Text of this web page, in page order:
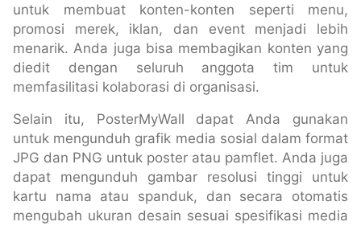
untuk membuat konten-konten seperti menu,
promosi merek, iklan, dan event menjadi lebih
menarik. Anda juga bisa membagikan konten yang
diedit dengan seluruh anggota tim untuk
memfasilitasi kolaborasi di organisasi.
Selain itu, PosterMyWall dapat Anda gunakan
untuk mengunduh grafik media sosial dalam format
JPG dan PNG untuk poster atau pamflet. Anda juga
dapat mengunduh gambar resolusi tinggi untuk
kartu nama atau spanduk, dan secara otomatis
mengubah ukuran desain sesuai spesifikasi media